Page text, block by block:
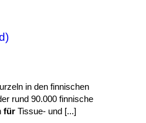
in den finnischen
rund 90.000 finnische
für Tissue- und [...]